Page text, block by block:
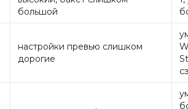
большой
настройки превью слишком
дорогие